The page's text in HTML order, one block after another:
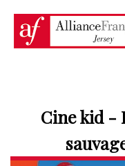
Cine kid -